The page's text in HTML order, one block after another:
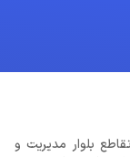
بلوار مدیریت و